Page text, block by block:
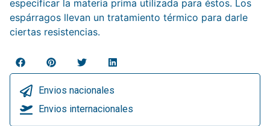
especificar la materia prima utilizada para éstos. Los
espárragos llevan un tratamiento térmico para darle
ciertas resistencias.
Envios nacionales
Envios internacionales